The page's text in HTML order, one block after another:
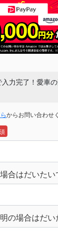
力完了！愛車
からお問い合わせ
合はだいたい
の場合はだ